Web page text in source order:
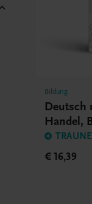
Bildung
Deutsch
Handel,
€ 16,39